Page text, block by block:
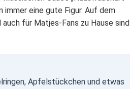
immer eine gute Figur. Auf dem
für Matjes-Fans zu Hause sind
Apfelstückchen und etwas